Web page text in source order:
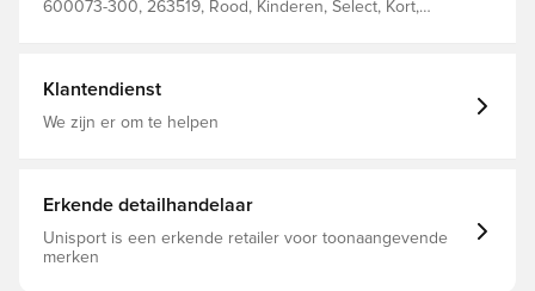
600073-300, 263519, Rood, Kinderen, Select, Kort,
Klantendienst
We zijn er om te helpen
Erkende detailhandelaar
Unisport is een erkende retailer voor toonaangevende
merken